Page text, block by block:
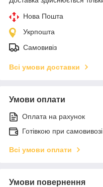
Нова Пошта
Укрпошта
Самовивіз
Всі умови доставки
Умови оплати
Оплата на рахунок
Готівкою при
Всі умови оплати
Умови повернення